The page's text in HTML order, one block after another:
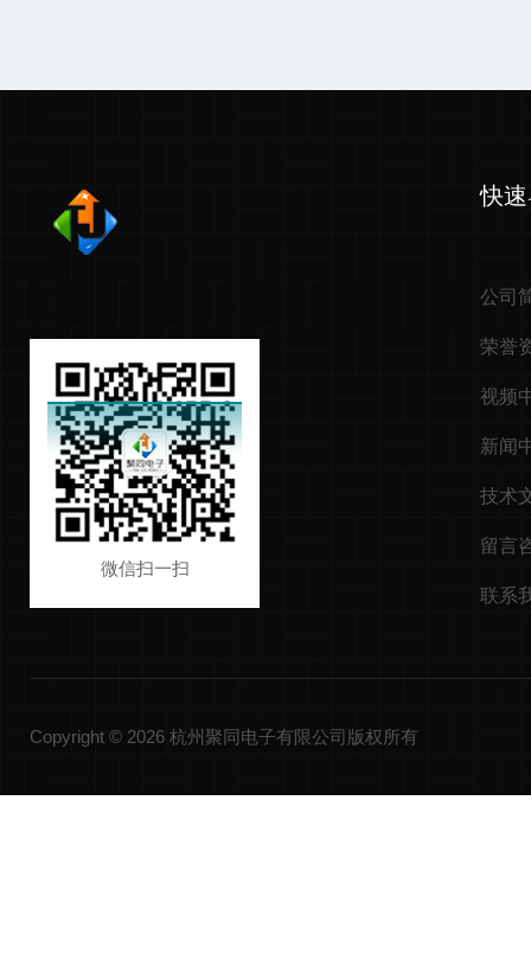
微信扫一扫
快
公司
荣誉
视频
新闻
技术
留言
联系
Copyright © 2026 杭州聚同电子有限公司版权所有